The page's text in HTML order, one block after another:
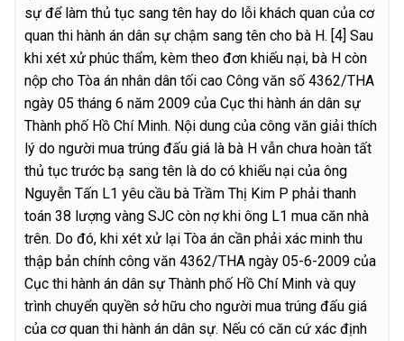
sự để làm thủ tục sang tên hay do lỗi khách quan của cơ
quan thi hành án dân sự chậm sang tên cho bà H. [4] Sau
khi xét xử phúc thẩm, kèm theo đơn khiếu nại, bà H còn
nộp cho Tòa án nhân dân tối cao Công văn số 4362/THA
ngày 05 tháng 6 năm 2009 của Cục thi hành án dân sự
Thành phố Hồ Chí Minh. Nội dung của công văn giải thích
lý do người mua trúng đấu giá là bà H vẫn chưa hoàn tất
thủ tục trước bạ sang tên là do có khiếu nại của ông
Nguyễn Tấn L1 yêu cầu bà Trầm Thị Kim P phải thanh
toán 38 lượng vàng SJC còn nợ khi ông L1 mua căn nhà
trên. Do đó, khi xét xử lại Tòa án cần phải xác minh thu
thập bản chính công văn 4362/THA ngày 05-6-2009 của
Cục thi hành án dân sự Thành phố Hồ Chí Minh và quy
trình chuyển quyền sở hữu cho người mua trúng đấu giá
của cơ quan thi hành án dân sự. Nếu có căn cứ xác định